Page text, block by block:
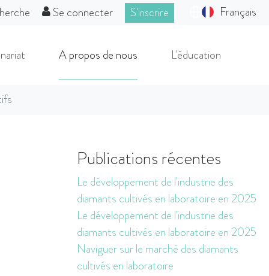
Se connecter S'inscrire Français
A propos de nous L'éducation
Publications récentes
Le développement de l'industrie des
diamants cultivés en laboratoire en 2025
Le développement de l'industrie des
diamants cultivés en laboratoire en 2025
Naviguer sur le marché des diamants
cultivés en laboratoire